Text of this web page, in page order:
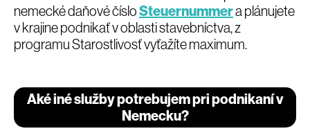
nemecké daňové čísloSteuernummera plánujete
v krajine podnikať v oblasti stavebníctva, z
programu Starostlivosť vyťažíte maximum.
Aké iné služby potrebujem pri podnikaní v
Nemecku?